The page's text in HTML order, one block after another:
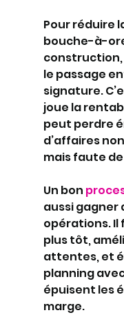
Pour réduire
bouche-à-
le passage
signature.
joue la
peut perdre
d’affaires
mais faute de
Un bon
aussi gagner
opérations. Il
plus tôt,
attentes, et
planning
épuisent les
marge.